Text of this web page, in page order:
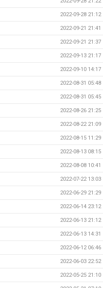
2022-09-28 21:12
2022-09-21 21:41
2022-09-21 21:37
2022-09-13 21:17
2022-09-10 14:17
2022-08-31 05:48
2022-08-31 05:45
2022-08-26 21:25
2022-08-22 21:09
2022-08-15 11:29
2022-08-13 08:15
2022-08-08 10:41
2022-07-22 13:03
2022-06-29 21:29
2022-06-14 23:12
2022-06-13 21:12
2022-06-13 14:31
2022-06-12 06:46
2022-06-03 22:52
2022-05-25 21:10